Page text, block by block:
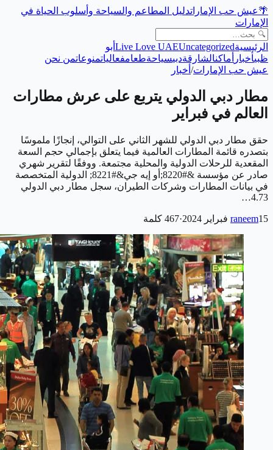
🌴عيش حب الإماراتدليل المطاعم والسياحة وأسلوب الحياة في
الإمارات
الرئيسية Live Love UAEUncategorized
أبو
ظبيأخبار أماكنالشارقةدبيسياحةطعامفعالياتمنوعاتمن نحن
عيش حب الإمارات/ أخبار
مطار دبي الدولي يتربع على عرش مطارات
العالم في فبراير
حقق مطار دبي الدولي للشهر الثاني على التوالي، إنجازًا ملموسًا
بتصدره قائمة المطارات العالمية فيما يتعلق بإجمالي حجم السعة
المقعدية للرحلات الدولية والمحلية مجتمعة. ووفقًا لتقرير شهري
صادر عن مؤسسة &#8220;أو إيه جي&#8221; الدولية المتخصصة
في بيانات المطارات وشركات الطيران، سجل مطار دبي الدولي
4.73…
raneem15 فبراير 2024 ·
467 كلمة